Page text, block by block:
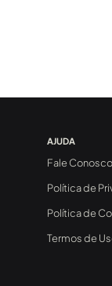
AJUDA
Fale Conosco
Política de
Política de
Termos de